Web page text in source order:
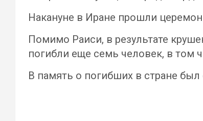
Накануне в Иране прошли
Помимо Раиси, в результате
погибли еще семь человек, в том
В память о погибших в стране